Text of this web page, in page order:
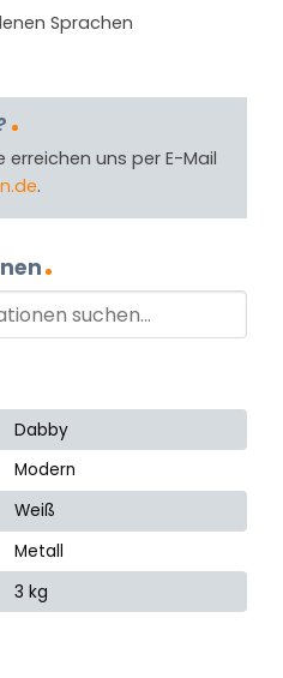
Sprachen
erreichen uns per E-Mail
.
Dabby
Modern
Weiß
Metall
3 kg